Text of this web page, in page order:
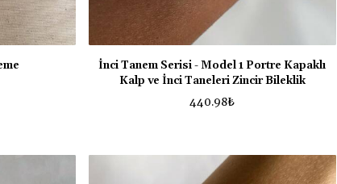
İnci Tanem Serisi - Model 1 Portre Kapaklı
Kalp ve İnci Taneleri Zincir Bileklik
440.98₺